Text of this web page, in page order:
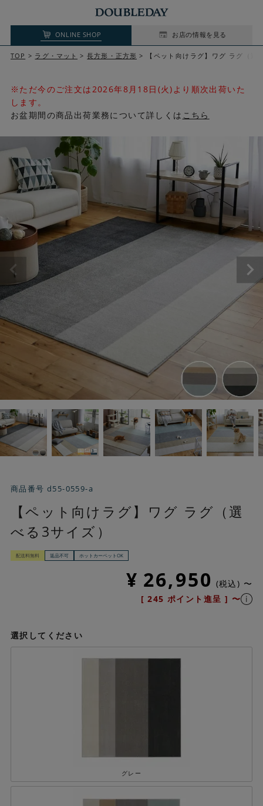
ONLINE SHOP お店の情報を見る
TOP ラグ・マット 長方形・正方形 【ペット向けラグ】ワグ ラグ（選
※ただ今のご注文は2026年8月18日(火)より順次出荷いた
します。
お盆期間の商品出荷業務について詳しくは こちら
商品番号 d55-0559-a
【ペット向けラグ】ワグ ラグ（選
べる3サイズ）
配送料無料 返品不可 ホットカーペットOK
¥ 26,950 税込
〜
[ 245 ポイント進呈 ] 〜
選択してください
グレー